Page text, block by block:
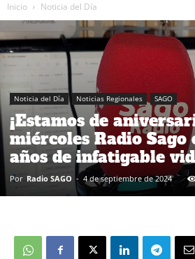
Inicio Noticia del Día
Noticia del Día Noticias Regionales SAGO
¡Estamos de
miércoles Radio Sago
años de infatigable
Por Radio SAGO - 4 de septiembre de 2024